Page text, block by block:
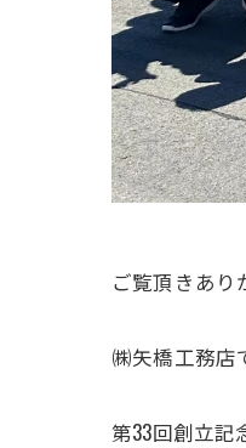
ご覧頂きあり
㈱矢橋工務店
第33回創立記